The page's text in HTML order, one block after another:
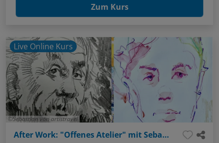
Zum Kurs
Sebastian von artistravel
Live Online Kurs
After Work: "Offenes Atelier" mit Sebastian - Thema: Gesichter ganz einfach (Bleistift / Aquarellstifte)